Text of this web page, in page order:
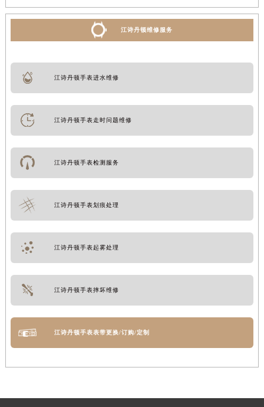
江诗丹顿维修服务
江诗丹顿手表进水维修
江诗丹顿手表走时问题维修
江诗丹顿手表检测服务
江诗丹顿手表划痕处理
江诗丹顿手表起雾处理
江诗丹顿手表摔坏维修
江诗丹顿手表表带更换/订购/定制